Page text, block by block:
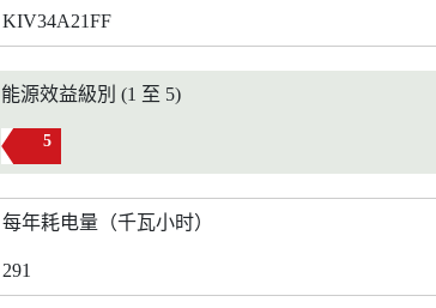
KIV34A21FF
能源效益級別 (1 至 5)
5
每年耗电量（千瓦小时）
291